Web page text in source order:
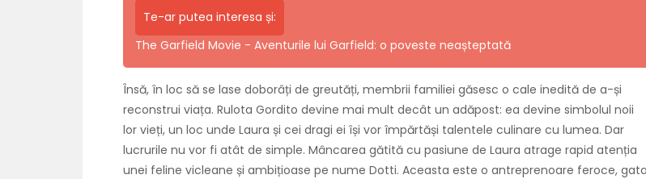
Te-ar putea interesa și:
The Garfield Movie - Aventurile lui Garfield: o poveste neașteptată
Însă, în loc să se lase doborâți de greutăți, membrii familiei găsesc o cale inedită de a-și
reconstrui viața. Rulota Gordito devine mai mult decât un adăpost: ea devine simbolul noii
lor vieți, un loc unde Laura și cei dragi ei își vor împărtăși talentele culinare cu lumea. Dar
lucrurile nu vor fi atât de simple. Mâncarea gătită cu pasiune de Laura atrage rapid atenția
unei feline vicleane și ambițioase pe nume Dotti. Aceasta este o antreprenoare feroce, gata